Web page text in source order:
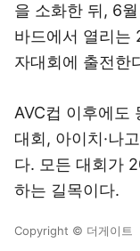
을 소화한 뒤, 6
바드에서 열리는
자대회에 출전한
AVC컵 이후에도
대회, 아이치·나
다. 모든 대회가
하는 길목이다.
Copyright © 더게이트